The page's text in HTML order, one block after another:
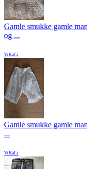
Gamle smukke gamle
og ...
ViKaLi
Gamle smukke gamle
...
ViKaLi